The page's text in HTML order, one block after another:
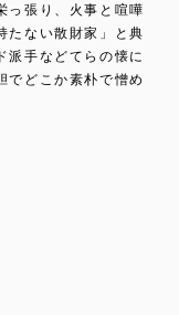
っ張り、火事と喧嘩
たない散財家」と典
派手などてらの懐に
でどこか素朴で憎め